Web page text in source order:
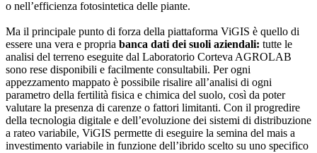
o nell’efficienza fotosintetica delle piante.
Ma il principale punto di forza della piattaforma ViGIS è quello di
essere una vera e propria banca dati dei suoli aziendali: tutte le
analisi del terreno eseguite dal Laboratorio Corteva AGROLAB
sono rese disponibili e facilmente consultabili. Per ogni
appezzamento mappato è possibile risalire all’analisi di ogni
parametro della fertilità fisica e chimica del suolo, così da poter
valutare la presenza di carenze o fattori limitanti. Con il progredire
della tecnologia digitale e dell’evoluzione dei sistemi di distribuzione
a rateo variabile, ViGIS permette di eseguire la semina del mais a
investimento variabile in funzione dell’ibrido scelto su uno specifico